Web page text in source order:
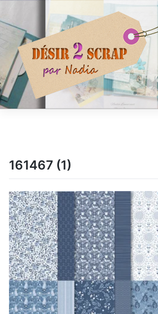
content
161467 (1)